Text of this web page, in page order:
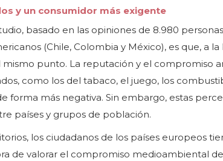
y un consumidor más exigente
basado en las opiniones de 8.980
(Chile, Colombia y México), es que, a
punto. La reputación y el compromiso
como los del tabaco, el juego, los
forma más negativa. Sin embargo, estas
países y grupos de población.
los ciudadanos de los países europeos
de valorar el compromiso medioambiental